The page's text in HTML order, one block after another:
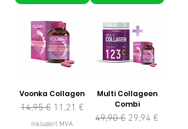
Voonka Collagen
Vanlig pris
14,95 € Salgspris
11,21 €
Inkludert MVA
Multi Collageen
Combi
Vanlig pris
49,90 € Salgspris
29,94 €